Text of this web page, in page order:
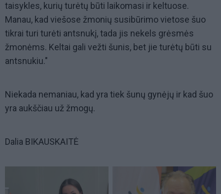
taisykles, kurių turėtų būti laikomasi ir keltuose.
Manau, kad viešose žmonių susibūrimo vietose šuo
tikrai turi turėti antsnukį, tada jis nekels grėsmės
žmonėms. Keltai gali vežti šunis, bet jie turėtų būti su
antsnukiu."
Niekada nemaniau, kad yra tiek šunų gynėjų ir kad šuo
yra aukščiau už žmogų.
Dalia BIKAUSKAITĖ